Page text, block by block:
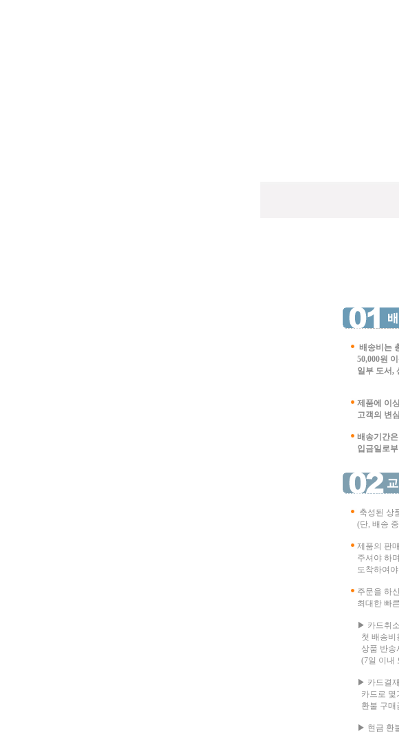
배송비는
50,000원
일부 도서,
제품에 이
고객의 변
배송기간
입금일로부
축성된 상
(단, 배송
제품의 판
주셔야 하
도착하여
주문을 하
최대한 빠
▶ 카드취
첫 배송비
상품 반송
(7일 이내
▶ 카드결
카드로 몇
환불 구매
▶ 현금 환